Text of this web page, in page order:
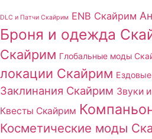
DLC и Патчи Скайрим ENB Скайрим
Броня и одежда
Скайрим Глобальные моды
локации Скайрим
Заклинания Скайрим Звуки
Квесты Скайрим
Косметические моды